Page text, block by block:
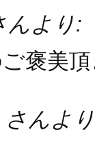
んより:
褒美
さんよ